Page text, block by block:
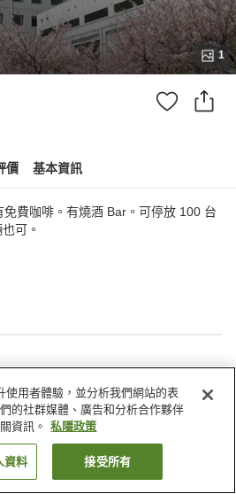
1
價 基本資訊
費咖啡。有燒酒 Bar。可停放 100 台
可。
水療/美容院
咖啡廳
找客房
使用者體驗，並分析我們網站的表
的社群媒體、廣告和分析合作夥伴
資訊。
私隱政策
資料 接受所有